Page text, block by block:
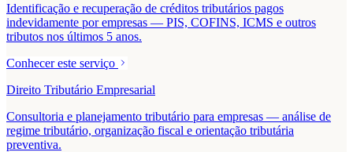
Identificação e recuperação de créditos tributários pagos
indevidamente por empresas — PIS, COFINS, ICMS e outros
tributos nos últimos 5 anos.
Conhecer este serviço
Direito Tributário Empresarial
Consultoria e planejamento tributário para empresas — análise de
regime tributário, organização fiscal e orientação tributária
preventiva.